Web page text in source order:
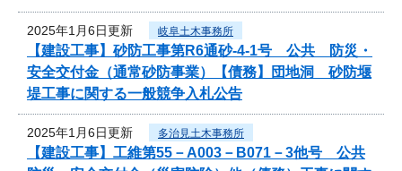
2025年1月6日更新 岐阜土木事務所
【建設工事】砂防工事第R6通砂-4-1号 公共 防災・
安全交付金（通常砂防事業）【債務】団地洞 砂防堰
堤工事に関する一般競争入札公告
2025年1月6日更新 多治見土木事務所
【建設工事】工維第55－A003－B071－3他号 公共